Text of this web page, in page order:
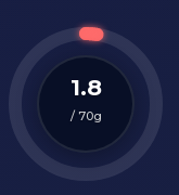
1.8
/70g